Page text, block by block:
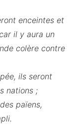
enceintes et
il y aura un
colère contre
ils seront
nations ;
païens,